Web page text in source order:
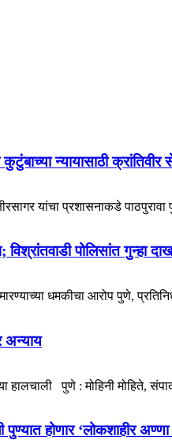
न्यायासाठी क्रांतिवीर
यांचा प्रशासनाकडे
पोलिसांत गुन्हा
धमकीचा आरोप पुणे,
अन्याय
हालचाली पुणे : मोहिनी
पुण्यात होणार ‘लोकशाहीर